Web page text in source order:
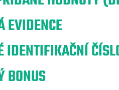
EVIDENCE
IDENTIFIKAČNÍ
BONUS